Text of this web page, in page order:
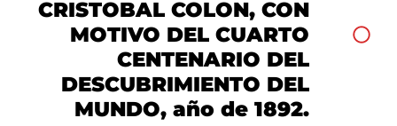
CRISTOBAL COLON, CON
MOTIVO DEL CUARTO
CENTENARIO DEL
DESCUBRIMIENTO DEL
MUNDO, año de 1892.